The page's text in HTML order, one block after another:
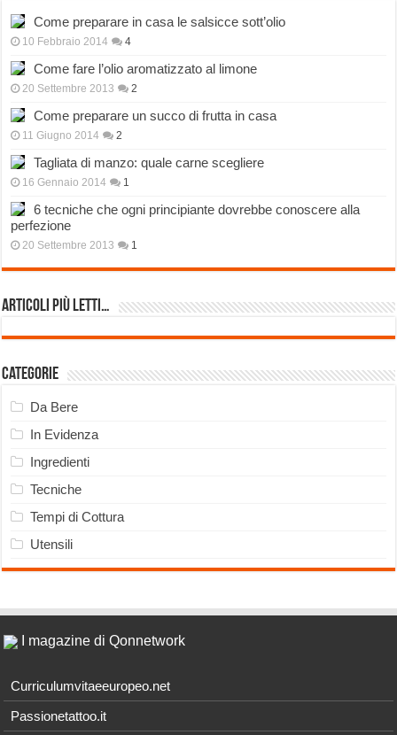
Come preparare in casa le salsicce sott’olio
10 Febbraio 2014 4
Come fare l’olio aromatizzato al limone
20 Settembre 2013 2
Come preparare un succo di frutta in casa
11 Giugno 2014 2
Tagliata di manzo: quale carne scegliere
16 Gennaio 2014 1
6 tecniche che ogni principiante dovrebbe conoscere alla
perfezione
20 Settembre 2013 1
Articoli più Letti…
Categorie
Da Bere
In Evidenza
Ingredienti
Tecniche
Tempi di Cottura
Utensili
I magazine di Qonnetwork
Curriculumvitaeeuropeo.net
Passionetattoo.it